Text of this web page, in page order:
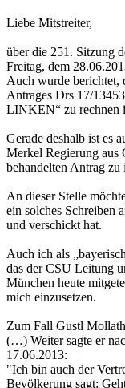
Liebe Mitstreiter,
über die 251. Sitzung
Freitag, dem
Auch wurde berichtet,
Antrages Drs 17/
LINKEN“ zu rechnen
Gerade deshalb ist es
Merkel Regierung aus
behandelten Antrag zu
An dieser Stelle
ein solches Schreiben
und verschickt hat.
Auch ich als
das der CSU Leitung
München heute
mich einzusetzen.
Zum Fall Gustl
(…) Weiter sagte er
17.06.2013:
"Ich bin auch der
Bevölkerung sagt: